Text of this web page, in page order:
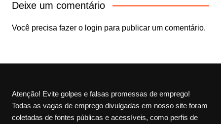
Deixe um comentário
Você precisa fazer o login para publicar um comentário.
Atenção! Evite golpes e falsas promessas de emprego!
Todas as vagas de emprego divulgadas em nosso site foram
coletadas de fontes públicas e acessíveis, como perfis de